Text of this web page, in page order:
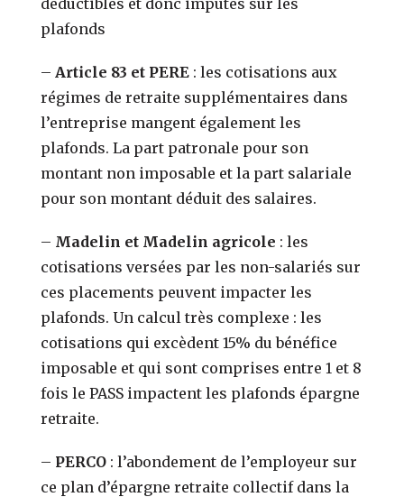
plafonds
– Article 83 et PERE : les cotisations aux
régimes de retraite supplémentaires dans
l’entreprise mangent également les
plafonds. La part patronale pour son
montant non imposable et la part salariale
pour son montant déduit des salaires.
– Madelin et Madelin agricole : les
cotisations versées par les non-salariés sur
ces placements peuvent impacter les
plafonds. Un calcul très complexe : les
cotisations qui excèdent 15% du bénéfice
imposable et qui sont comprises entre 1 et 8
fois le PASS impactent les plafonds épargne
retraite.
– PERCO : l’abondement de l’employeur sur
ce plan d’épargne retraite collectif dans la